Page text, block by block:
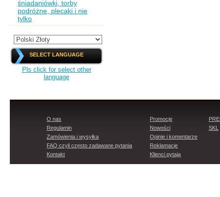
śniadaniówki, torby
podróżne, plecaki i nie
tylko
SELECT LANGUAGE
Pls click for select other
language
O nas
Regulamin
Zamówienia i wysyłka
FAQ czyli często zadawane pytania
Kontakt
Promocje
Nowości
Opinie i komentarze
Reklamacje
Klienci pytają
SKL